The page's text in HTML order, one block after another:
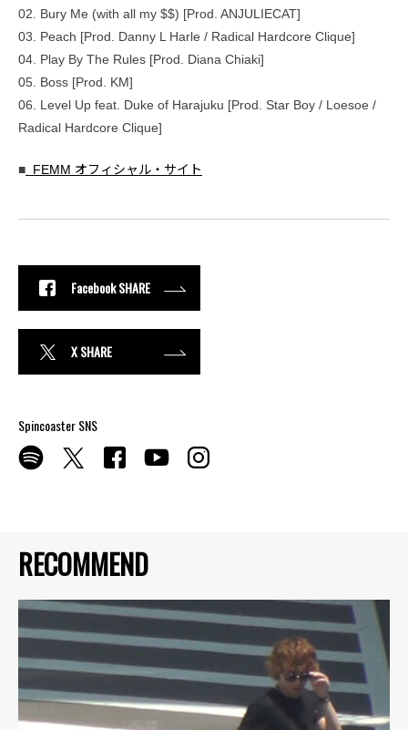
RECOMMEND
02. Bury Me (with all my $$) [Prod. ANJULIECAT]
03. Peach [Prod. Danny L Harle / Radical Hardcore Clique]
04. Play By The Rules [Prod. Diana Chiaki]
05. Boss [Prod. KM]
06. Level Up feat. Duke of Harajuku [Prod. Star Boy / Loesoe /
Radical Hardcore Clique]
■ FEMM オフィシャル・サイト
Facebook SHARE
X SHARE
Spincoaster SNS